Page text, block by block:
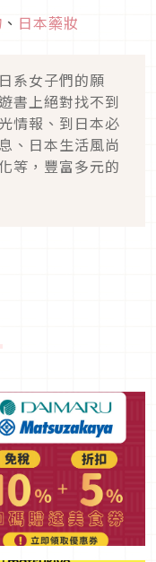
、 日本藥妝
系女子們的願
書上絕對找不到
情報、到日本必
、日本生活風尚
等，豐富多元的